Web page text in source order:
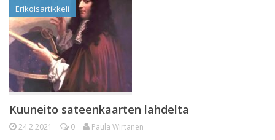
Erikoisartikkeli
Kuuneito sateenkaarten lahdelta
24.2.2021 0 Paula Wirtanen